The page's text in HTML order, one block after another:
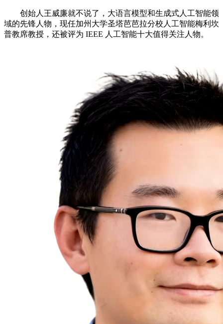
创始人王威廉就不说了，大语言模型和生成式人工智能领
域的先锋人物，现任加州大学圣塔芭芭拉分校人工智能梅利坎
普教席教授，还被评为 IEEE 人工智能十大值得关注人物。